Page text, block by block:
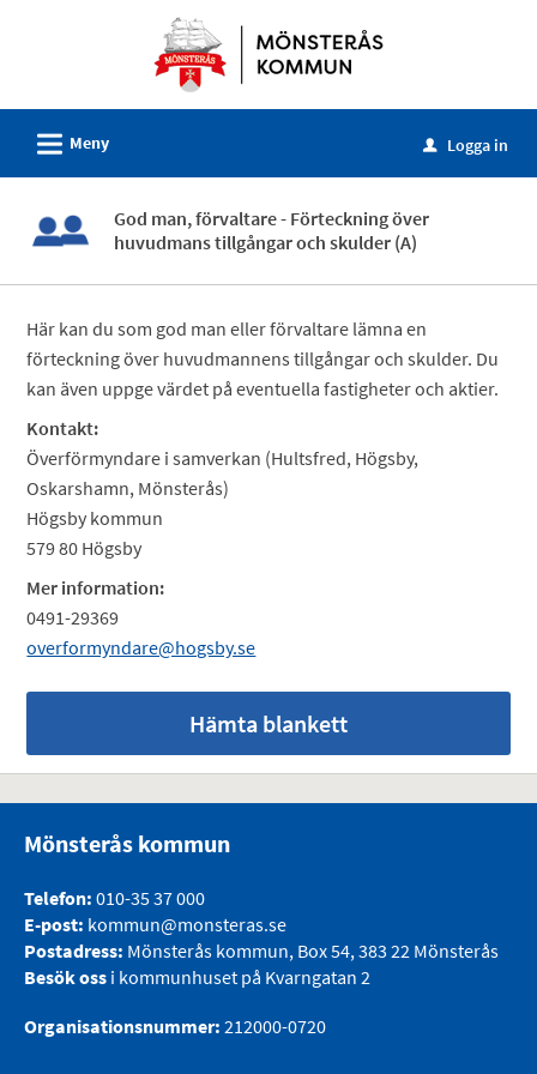
tjänster
Mönsterås
kommun
L Meny u Logga in
God man, förvaltare - Förteckning över
huvudmans tillgångar och skulder (A)
Här kan du som god man eller förvaltare lämna en
förteckning över huvudmannens tillgångar och skulder. Du
kan även uppge värdet på eventuella fastigheter och aktier.
Kontakt:
Överförmyndare i samverkan (Hultsfred, Högsby,
Oskarshamn, Mönsterås)
Högsby kommun
579 80 Högsby
Mer information:
0491-29369
overformyndare@hogsby.se
Hämta blankett
Mönsterås kommun
Telefon: 010-35 37 000
E-post: kommun@monsteras.se
Postadress: Mönsterås kommun, Box 54, 383 22 Mönsterås
Besök oss i kommunhuset på Kvarngatan 2
Organisationsnummer: 212000-0720